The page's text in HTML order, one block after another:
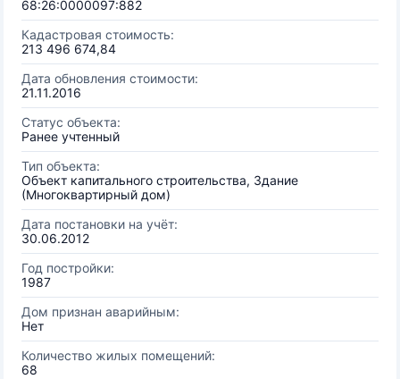
68:26:0000097:882
Кадастровая стоимость:
213 496 674,84
Дата обновления стоимости:
21.11.2016
Статус объекта:
Ранее учтенный
Тип объекта:
Объект капитального строительства, Здание
(Многоквартирный дом)
Дата постановки на учёт:
30.06.2012
Год постройки:
1987
Дом признан аварийным:
Нет
Количество жилых помещений:
68